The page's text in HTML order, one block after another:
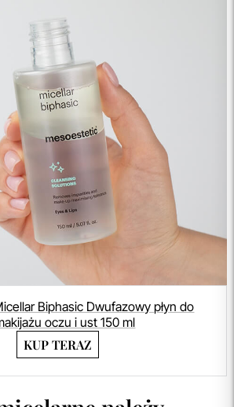
Biphasic Dwufazowy płyn do
oczu i ust 150 ml
KUP TERAZ